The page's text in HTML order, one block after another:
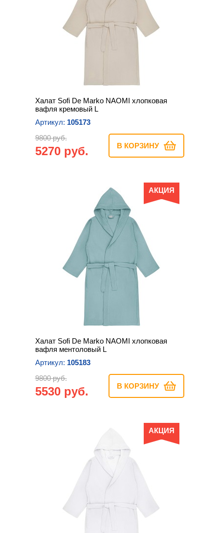
Халат Sofi De Marko NAOMI хлопковая
вафля кремовый L
Артикул: 105173
9800 руб.
5270 руб. В КОРЗИНУ
АКЦИЯ
Халат Sofi De Marko NAOMI хлопковая
вафля ментоловый L
Артикул: 105183
9800 руб.
5530 руб. В КОРЗИНУ
АКЦИЯ